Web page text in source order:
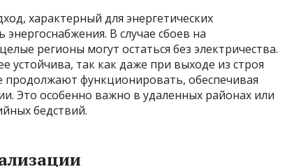
характерный для энергетических
В случае сбоев на
регионы могут остаться без электричества.
устойчива, так как даже при выходе из строя
продолжают функционировать, обеспечивая
Это особенно важно в удаленных районах или
бедствий.